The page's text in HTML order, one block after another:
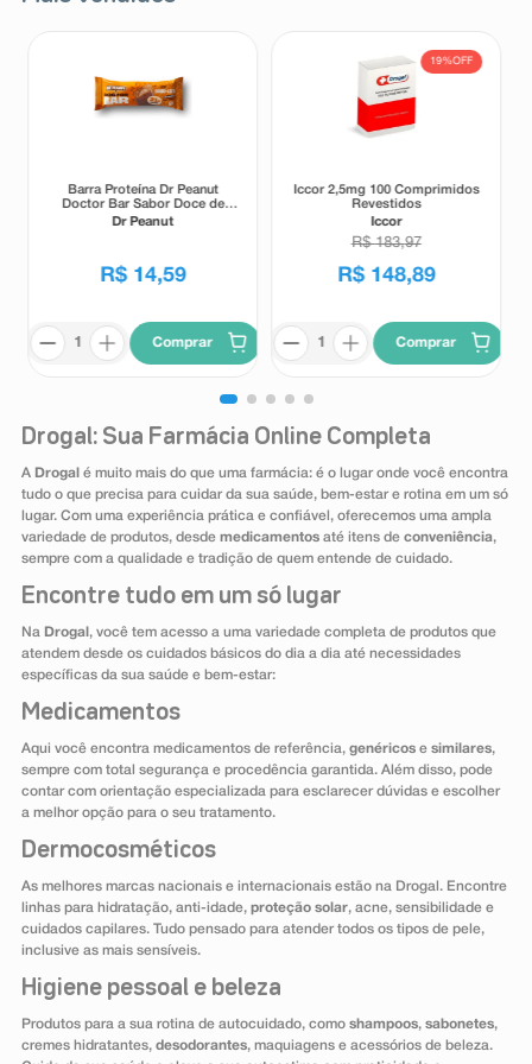
Barra Proteína Dr Peanut
Doctor Bar Sabor Doce de
Leite 62g
Dr Peanut
R$ 14,59
Comprar
19%OFF
Iccor 2,5mg 100 Comprimidos
Revestidos
Iccor
R$ 183,97
R$ 148,89
Comprar
Drogal: Sua Farmácia Online Completa
A Drogal é muito mais do que uma farmácia: é o lugar onde você encontra
tudo o que precisa para cuidar da sua saúde, bem-estar e rotina em um só
lugar. Com uma experiência prática e confiável, oferecemos uma ampla
variedade de produtos, desde medicamentosaté itens de conveniência,
sempre com a qualidade e tradição de quem entende de cuidado.
Encontre tudo em um só lugar
Na Drogal , você tem acesso a uma variedade completa de produtos que
atendem desde os cuidados básicos do dia a dia até necessidades
específicas da sua saúde e bem-estar:
Medicamentos
Aqui você encontra medicamentos de referência, genéricose similares,
sempre com total segurança e procedência garantida. Além disso, pode
contar com orientação especializada para esclarecer dúvidas e escolher
a melhor opção para o seu tratamento.
Dermocosméticos
As melhores marcas nacionais e internacionais estão na Drogal. Encontre
linhas para hidratação, anti-idade, proteção solar, acne, sensibilidade e
cuidados capilares. Tudo pensado para atender todos os tipos de pele,
inclusive as mais sensíveis.
Higiene pessoal e beleza
Produtos para a sua rotina de autocuidado, como shampoos, sabonetes,
cremes hidratantes, desodorantes, maquiagens e acessórios de beleza.